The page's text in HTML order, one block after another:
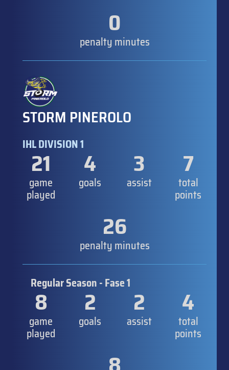
0
penalty minutes
STORM PINEROLO
IHL DIVISION 1
21
game
played
4
goals
3
assist
7
total
points
26
penalty minutes
Regular Season - Fase 1
8
game
played
2
goals
2
assist
4
total
points